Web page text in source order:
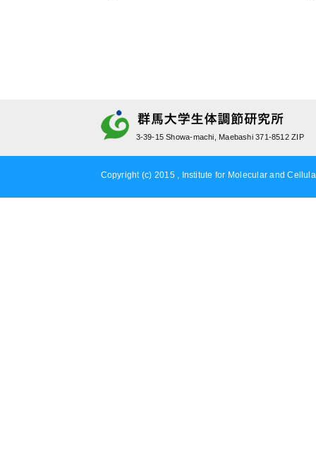
3-39-15 Showa-machi, Maebashi 371-8512 ZIP
Copyright (c) 2015 , Institute for Molecular and